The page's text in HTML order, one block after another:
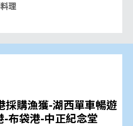
理
採購漁獲-湖西單車暢遊
-布袋港-中正紀念堂